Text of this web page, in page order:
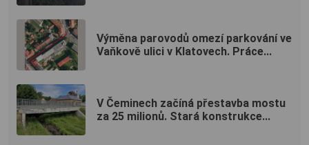
Výměna parovodů omezí parkování ve
Vaňkově ulici v Klatovech. Práce...
V Čeminech začíná přestavba mostu
za 25 milionů. Stará konstrukce...